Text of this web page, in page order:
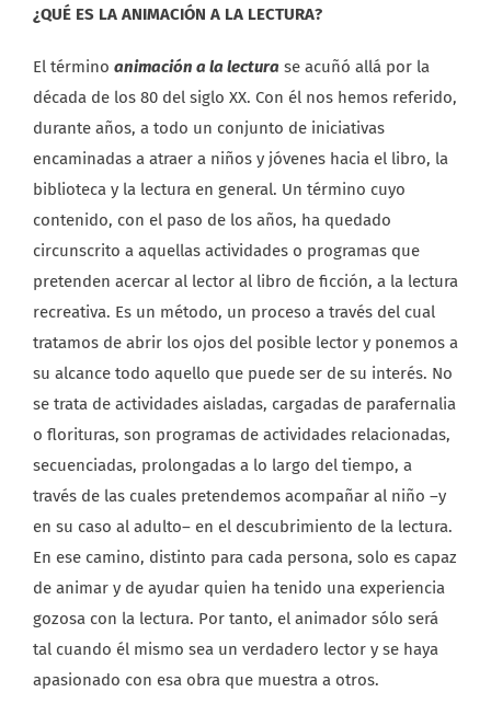
¿QUÉ ES LA ANIMACIÓN A LA LECTURA?
El término animación a la lectura se acuñó allá por la
década de los 80 del siglo XX. Con él nos hemos referido,
durante años, a todo un conjunto de iniciativas
encaminadas a atraer a niños y jóvenes hacia el libro, la
biblioteca y la lectura en general. Un término cuyo
contenido, con el paso de los años, ha quedado
circunscrito a aquellas actividades o programas que
pretenden acercar al lector al libro de ficción, a la lectura
recreativa. Es un método, un proceso a través del cual
tratamos de abrir los ojos del posible lector y ponemos a
su alcance todo aquello que puede ser de su interés. No
se trata de actividades aisladas, cargadas de parafernalia
o florituras, son programas de actividades relacionadas,
secuenciadas, prolongadas a lo largo del tiempo, a
través de las cuales pretendemos acompañar al niño –y
en su caso al adulto– en el descubrimiento de la lectura.
En ese camino, distinto para cada persona, solo es capaz
de animar y de ayudar quien ha tenido una experiencia
gozosa con la lectura. Por tanto, el animador sólo será
tal cuando él mismo sea un verdadero lector y se haya
apasionado con esa obra que muestra a otros.